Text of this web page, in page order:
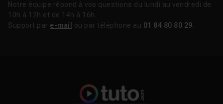
Notre équipe répond à vos questions du lundi au vendredi de
10h à 12h et de 14h à 16h.
Support par e-mail ou par téléphone au 01 84 80 80 29